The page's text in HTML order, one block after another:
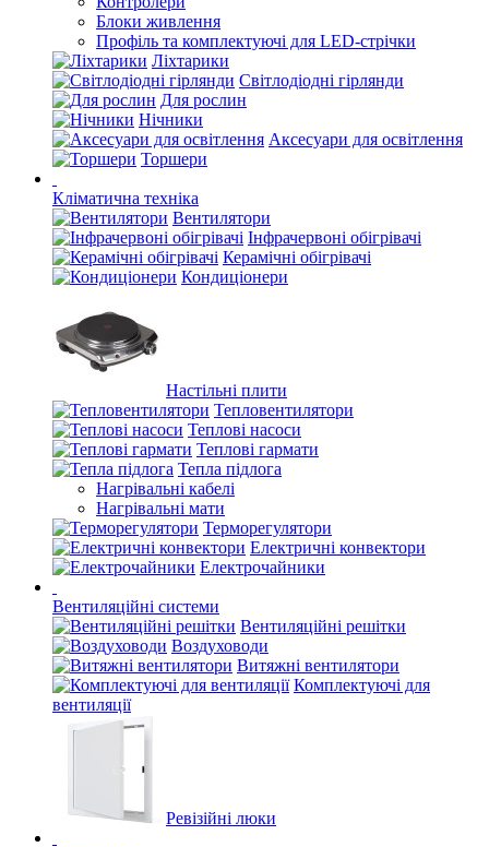
Блоки живлення
Профіль та комплектуючі для LED-стрічки
Ліхтарики
Світлодіодні гірлянди
Для рослин
Нічники
Аксесуари для освітлення
Торшери
Кліматична техніка
Вентилятори
Інфрачервоні обігрівачі
Керамічні обігрівачі
Кондиціонери
Настільні плити
Тепловентилятори
Теплові насоси
Теплові гармати
Тепла підлога
Нагрівальні кабелі
Нагрівальні мати
Терморегулятори
Електричні конвектори
Електрочайники
Вентиляційні системи
Вентиляційні решітки
Воздуховоди
Витяжні вентилятори
Комплектуючі для
вентиляції
Ревізійні люки